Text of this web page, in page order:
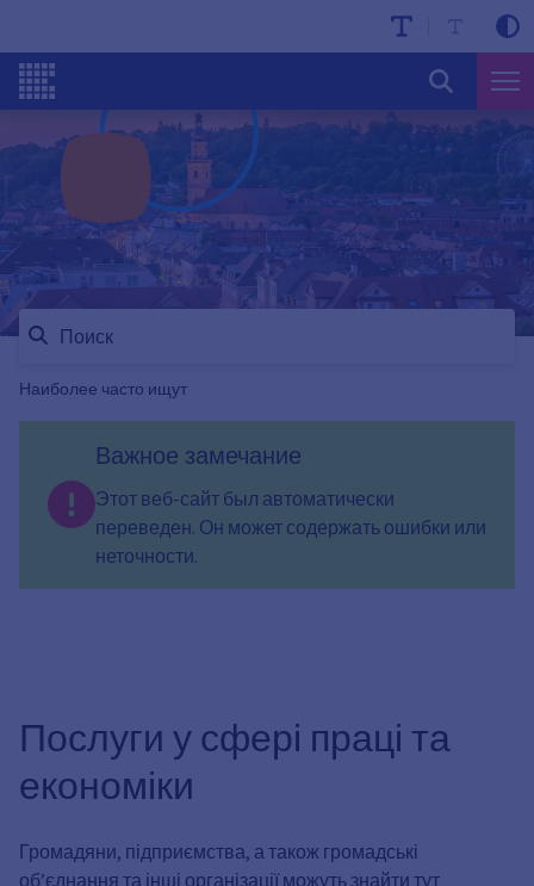
Наиболее часто ищут
Важное замечание
Этот веб-сайт был автоматически
переведен. Он может содержать ошибки или
неточности.
Послуги у сфері праці та
економіки
Громадяни, підприємства, а також громадські
об’єднання та інші організації можуть знайти тут